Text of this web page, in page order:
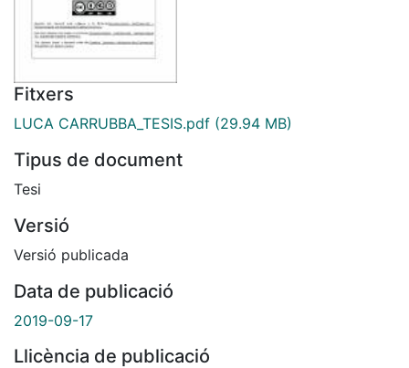
Fitxers
LUCA CARRUBBA_TESIS.pdf (29.94 MB)
Tipus de document
Tesi
Versió
Versió publicada
Data de publicació
2019-09-17
Llicència de publicació